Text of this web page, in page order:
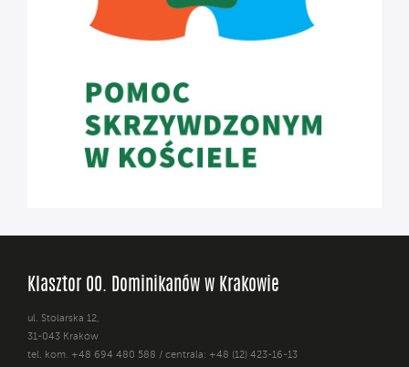
Klasztor OO. Dominikanów w Krakowie
ul. Stolarska 12,
31-043 Kraków
tel. kom. +48 694 480 588 / centrala: +48 (12) 423-16-13